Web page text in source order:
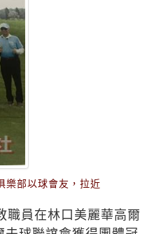
樂部以球會友，拉近
職員在林口美麗華高爾